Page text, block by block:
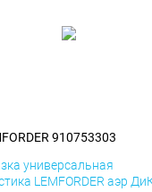
910753303
универсальная
LEMFORDER аэр